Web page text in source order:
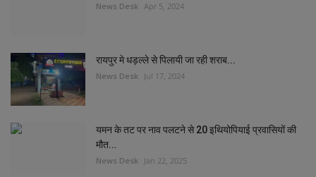
News Desk Apr 5, 2024
रायपुर मे धड़ल्ले से पिलायी जा रही शराब...
News Desk Jul 17, 2024
यमन के तट पर नाव पलटने से 20 इथियोपियाई प्रवासियों की
मौत...
News Desk Jan 22, 2025